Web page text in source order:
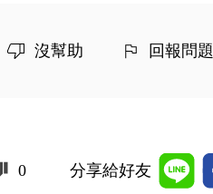
沒幫助 回報問題
0 分享給好友